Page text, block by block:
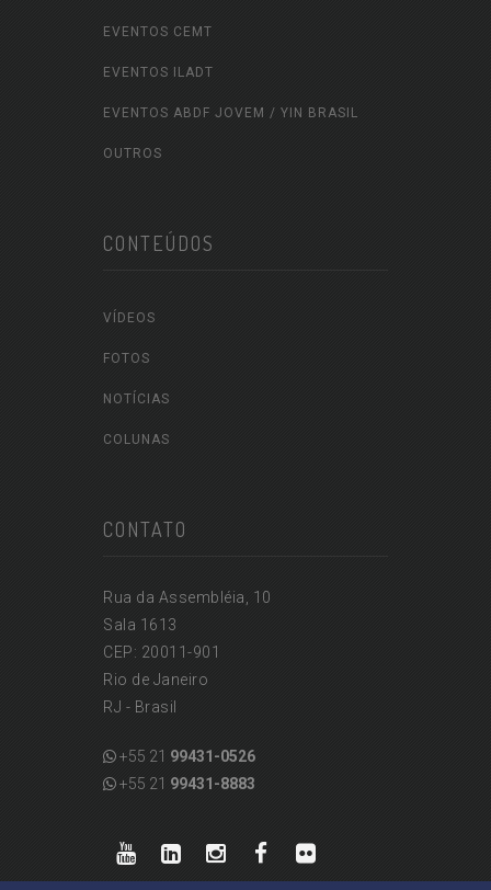
EVENTOS CEMT
EVENTOS ILADT
EVENTOS ABDF JOVEM / YIN BRASIL
OUTROS
CONTEÚDOS
VÍDEOS
FOTOS
NOTÍCIAS
COLUNAS
CONTATO
Rua da Assembléia, 10
Sala 1613
CEP: 20011-901
Rio de Janeiro
RJ - Brasil
+55 21 99431-0526
+55 21 99431-8883